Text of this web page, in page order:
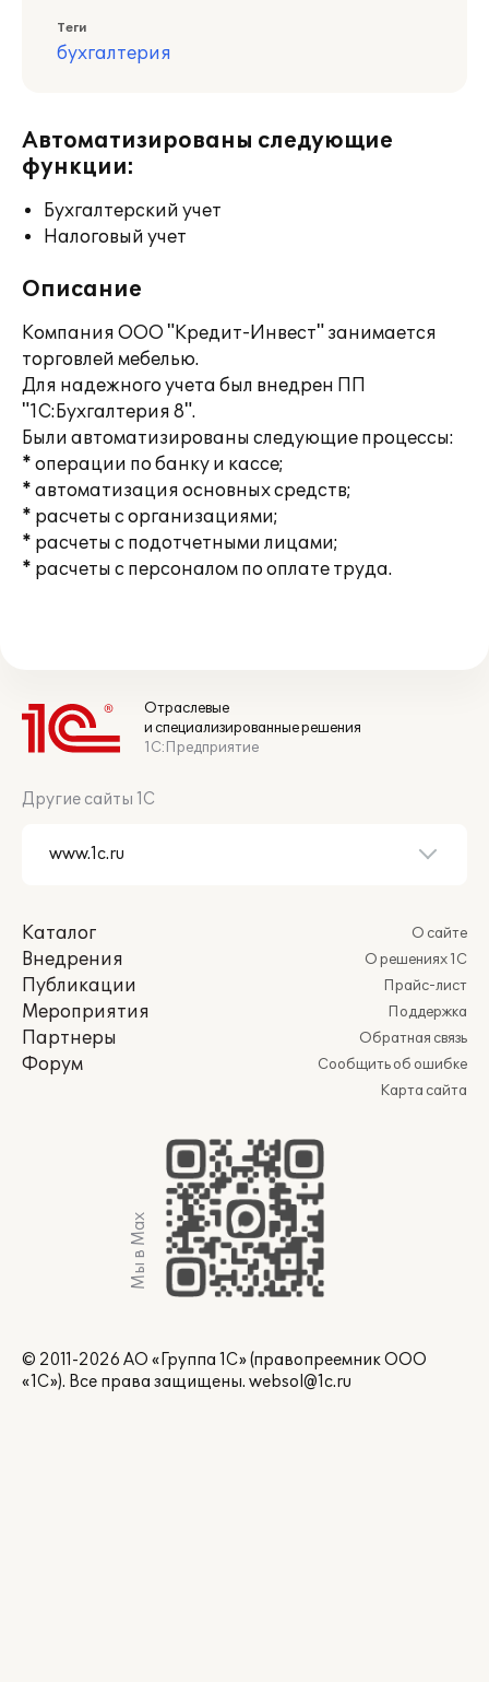
Теги
бухгалтерия
Автоматизированы следующие
функции:
Бухгалтерский учет
Налоговый учет
Описание
Компания ООО "Кредит-Инвест" занимается
торговлей мебелью.
Для надежного учета был внедрен ПП
"1С:Бухгалтерия 8".
Были автоматизированы следующие процессы:
* операции по банку и кассе;
* автоматизация основных средств;
* расчеты с организациями;
* расчеты с подотчетными лицами;
* расчеты с персоналом по оплате труда.
Отраслевые
и специализированные решения
1С:Предприятие
Другие сайты 1С
Каталог
Внедрения
Публикации
Мероприятия
Партнеры
Форум
О сайте
О решениях 1С
Прайс-лист
Поддержка
Обратная связь
Сообщить об ошибке
Карта сайта
Мы в Max
© 2011-2026 АО «Группа 1С» (правопреемник ООО
«1С»). Все права защищены. websol@1c.ru